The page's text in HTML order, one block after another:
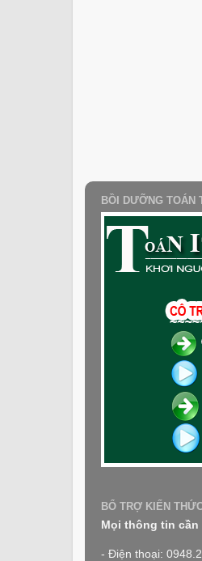
BỒI DƯỠNG TOÁN
BỔ TRỢ KIẾN
Mọi thông tin
- Điện thoại: